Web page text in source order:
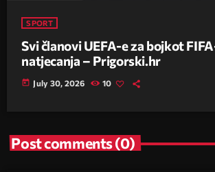
SPORT
Svi članovi UEFA-e za bojkot
natjecanja – Prigorski.hr
today July 30, 2026 10
Post comments (0)